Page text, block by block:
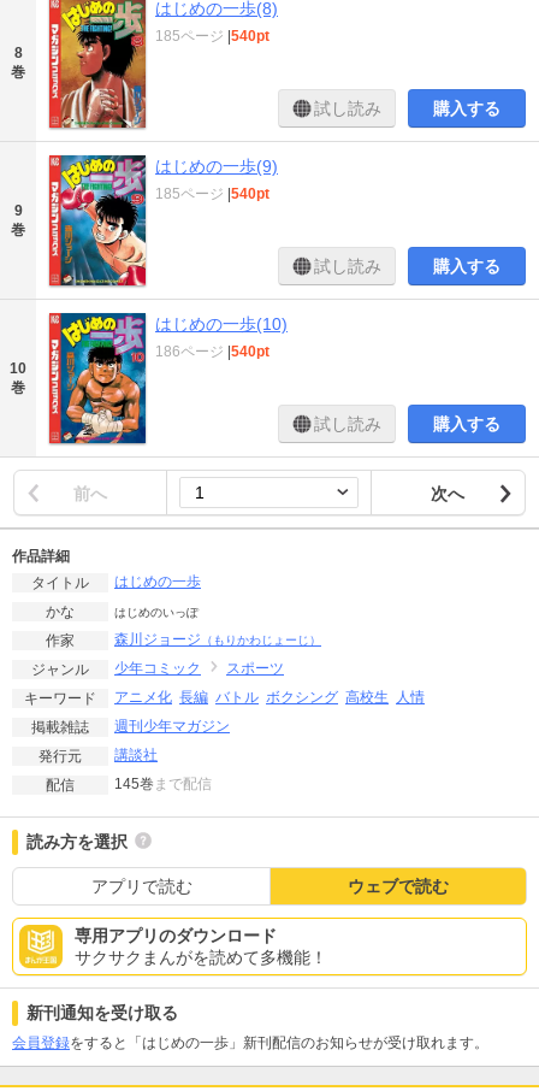
8
巻
はじめの一歩(8)
185ページ |540pt
試し読み 購入する
9
巻
はじめの一歩(9)
185ページ |540pt
試し読み 購入する
10
巻
はじめの一歩(10)
186ページ |540pt
試し読み 購入する
前へ 次へ
作品詳細
タイトル
はじめの一歩
かな
はじめのいっぽ
作家 森川ジョージ （もりかわじょーじ）
ジャンル 少年コミック
スポーツ
キーワード
アニメ化 長編 バトル ボクシング 高校生
人情
掲載雑誌
週刊少年マガジン
発行元
講談社
配信
145巻 まで配信
読み方を選択
アプリで読む ウェブで読む
専用アプリのダウンロード
サクサクまんがを読めて多機能！
新刊通知を受け取る
会員登録をすると「はじめの一歩」新刊配信のお知らせが受け取れます。